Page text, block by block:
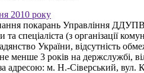
2010 року
покарань Управління
та спеціаліста (з організації
України, відсутність
менше 3 років на держслужбі,
адресою: м. Н.-Сіверський,